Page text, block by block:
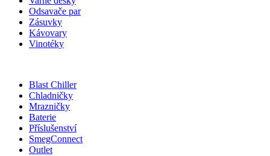
Odsavače par
Zásuvky
Kávovary
Vinotéky
Blast Chiller
Chladničky
Mrazničky
Baterie
Příslušenství
SmegConnect
Outlet